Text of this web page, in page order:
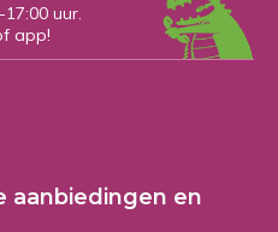
uur.
app!
aanbiedingen en